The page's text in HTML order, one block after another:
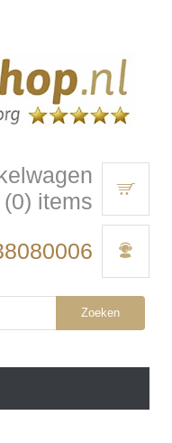
(0) items
Zoeken